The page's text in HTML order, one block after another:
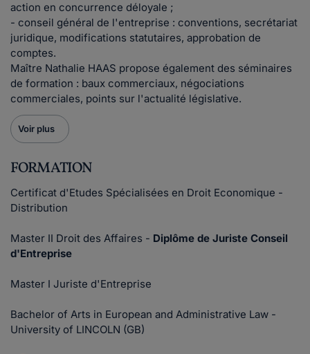
action en concurrence déloyale ;
- conseil général de l'entreprise : conventions, secrétariat
juridique, modifications statutaires, approbation de
comptes.
Maître Nathalie HAAS propose également des séminaires
de formation : baux commerciaux, négociations
commerciales, points sur l'actualité législative.
Voir plus
FORMATION
Certificat d'Etudes Spécialisées en Droit Economique -
Distribution
Master II Droit des Affaires - Diplôme de Juriste Conseil
d'Entreprise
Master I Juriste d'Entreprise
Bachelor of Arts in European and Administrative Law -
University of LINCOLN (GB)